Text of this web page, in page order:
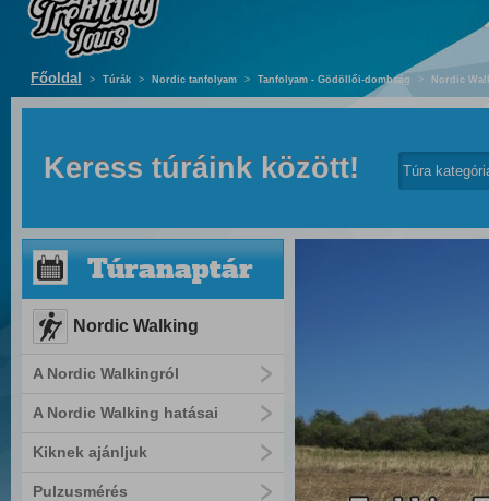
Főoldal > Túrák > Nordic tanfolyam > Tanfolyam - Gödöllői-dombság > Nordic
Keress túráink között!
Túranaptár
Nordic Walking
A Nordic Walkingról
A Nordic Walking hatásai
Kiknek ajánljuk
Pulzusmérés